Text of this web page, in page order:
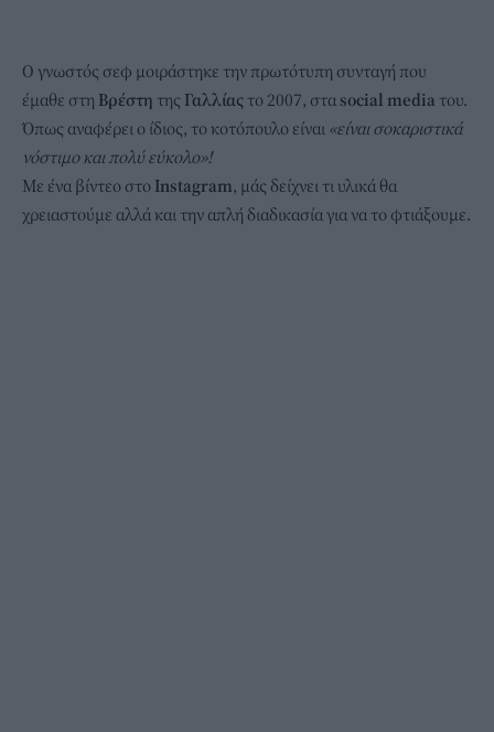
Ο γνωστός σεφ μοιράστηκε την πρωτότυπη συνταγή που
έμαθε στη Βρέστη της Γαλλίαςτο 2007, στα social media του.
Όπως αναφέρει ο ίδιος, το κοτόπουλο είναι «είναι σοκαριστικά
νόστιμο και πολύ εύκολο»!
Με ένα βίντεο στο Instagram, μάς δείχνει τι υλικά θα
χρειαστούμε αλλά και την απλή διαδικασία για να το φτιάξουμε.